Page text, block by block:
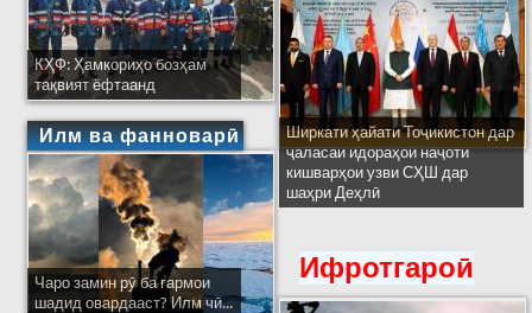
КҲФ: Ҳамкориҳо бозҳам
тақвият ёфтаанд
Илм ва фанноварӣ
Чаро замин рӯ ба гармои
шадид овардааст? Илм чӣ...
Ширкати ҳайати Тоҷикистон дар
ҷаласаи идораҳои наҷоти
кишварҳои узви СҲШ дар
шаҳри Деҳлӣ
Ифротгароӣ